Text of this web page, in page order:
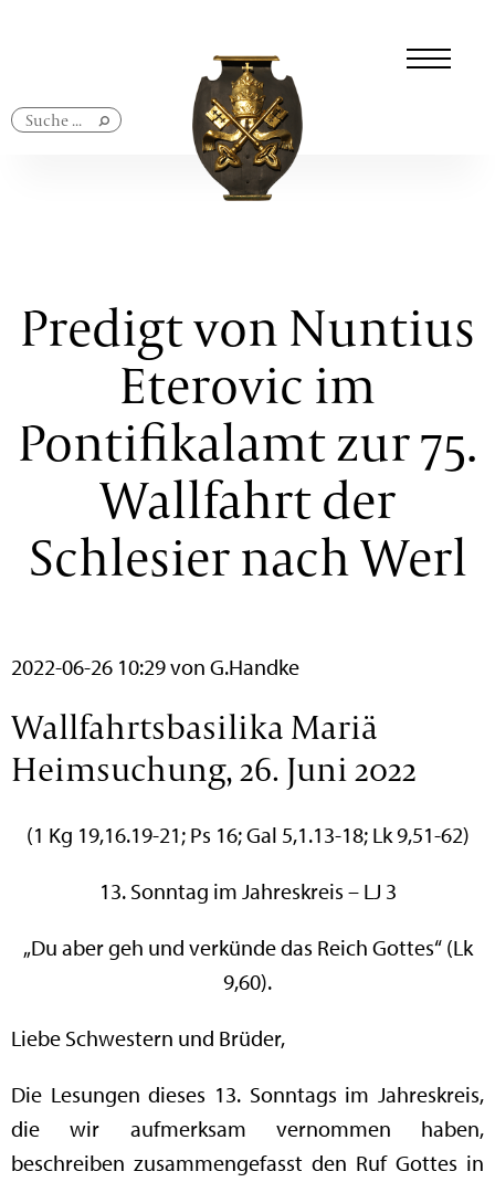
Predigt von Nuntius
Eterovic im
Pontifikalamt zur 75.
Wallfahrt der
Schlesier nach Werl
2022-06-26 10:29von G.Handke
Wallfahrtsbasilika Mariä
Heimsuchung, 26. Juni 2022
(1 Kg 19,16.19-21; Ps 16; Gal 5,1.13-18; Lk 9,51-62)
13. Sonntag im Jahreskreis – LJ 3
„Du aber geh und verkünde das Reich Gottes“ (Lk
9,60).
Liebe Schwestern und Brüder,
Die Lesungen dieses 13. Sonntags im Jahreskreis,
die wir aufmerksam vernommen haben,
beschreiben zusammengefasst den Ruf Gottes in